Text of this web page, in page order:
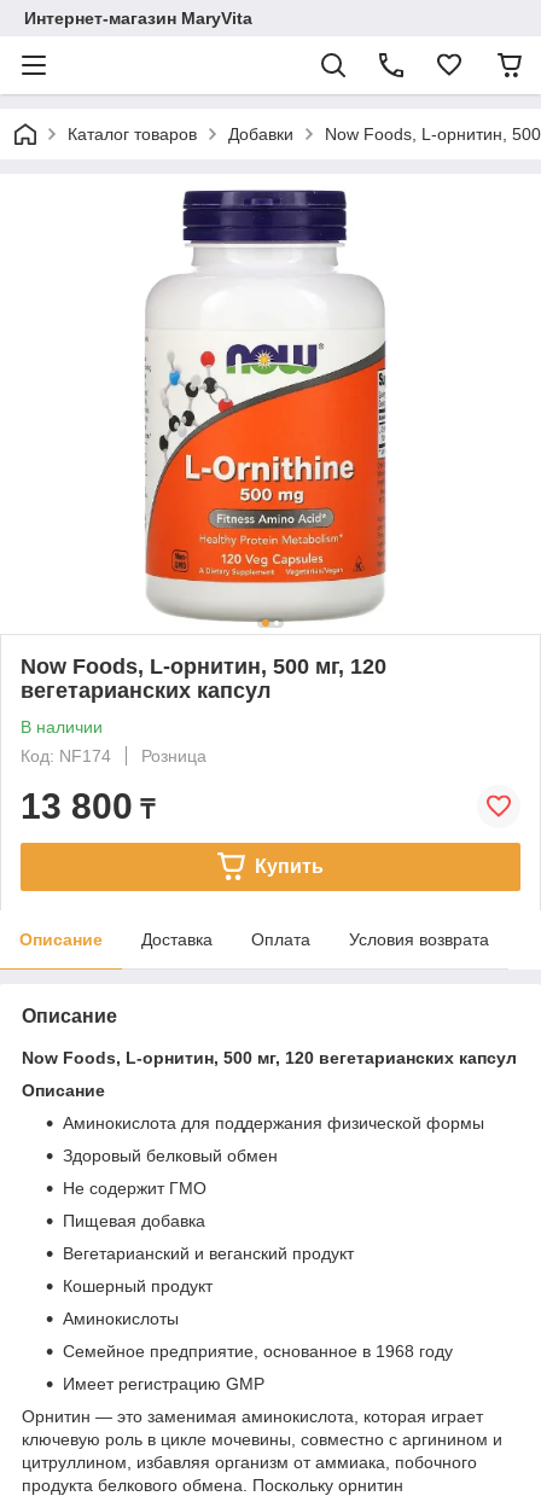
Интернет-магазин MaryVita
Каталог товаров Добавки Now Foods, L-орнитин,
Now Foods, L-орнитин, 500 мг, 120
вегетарианских капсул
В наличии
Код: NF174
Розница
13 800 ₸
Купить
Описание Доставка Оплата Условия возврата
Описание
Now Foods, L-орнитин, 500 мг, 120 вегетарианских капсул
Описание
Аминокислота для поддержания физической формы
Здоровый белковый обмен
Не содержит ГМО
Пищевая добавка
Вегетарианский и веганский продукт
Кошерный продукт
Аминокислоты
Семейное предприятие, основанное в 1968 году
Имеет регистрацию GMP
Орнитин — это заменимая аминокислота, которая играет
ключевую роль в цикле мочевины, совместно с аргинином и
цитруллином, избавляя организм от аммиака, побочного
продукта белкового обмена. Поскольку орнитин